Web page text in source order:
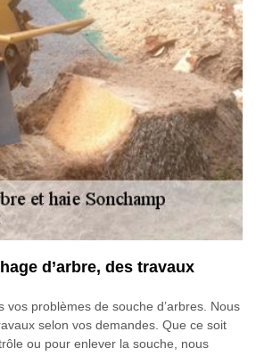
d’arbre, des travaux
vos problèmes de souche d’arbres. Nous
selon vos demandes. Que ce soit
ou pour enlever la souche, nous